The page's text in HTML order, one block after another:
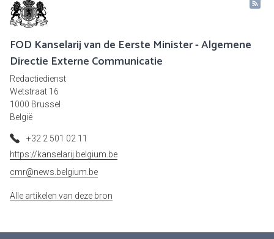
FOD Kanselarij van de Eerste Minister - Algemene
Directie Externe Communicatie
Redactiedienst
Wetstraat 16
1000 Brussel
België
+32 2 501 02 11
https://kanselarij.belgium.be
cmr@news.belgium.be
Alle artikelen van deze bron